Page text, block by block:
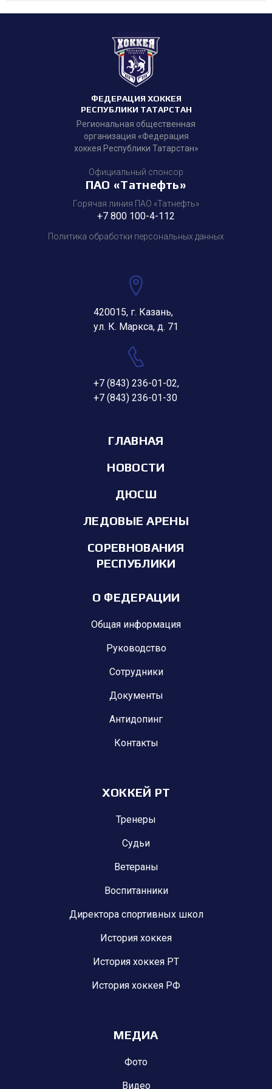
ФЕДЕРАЦИЯ ХОККЕЯ
РЕСПУБЛИКИ ТАТАРСТАН
Региональная общественная
организация «Федерация
хоккея Республики Татарстан»
Официальный спонсор
ПАО «Татнефть»
Горячая линия ПАО «Татнефть»
+7 800 100-4-112
Политика обработки персональных данных
420015, г. Казань,
ул. К. Маркса, д. 71
+7 (843) 236-01-02,
+7 (843) 236-01-30
ГЛАВНАЯ
НОВОСТИ
ДЮСШ
ЛЕДОВЫЕ АРЕНЫ
СОРЕВНОВАНИЯ
РЕСПУБЛИКИ
О ФЕДЕРАЦИИ
Общая информация
Руководство
Сотрудники
Документы
Антидопинг
Контакты
ХОККЕЙ РТ
Тренеры
Судьи
Ветераны
Воспитанники
Директора спортивных школ
История хоккея
История хоккея РТ
История хоккея РФ
МЕДИА
Фото
Видео